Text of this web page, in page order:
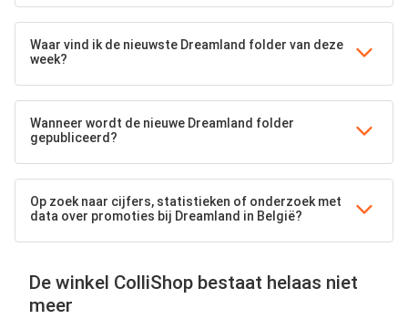
Waar vind ik de nieuwste Dreamland folder van deze
week?
Wanneer wordt de nieuwe Dreamland folder
gepubliceerd?
Op zoek naar cijfers, statistieken of onderzoek met
data over promoties bij Dreamland in België?
De winkel ColliShop bestaat helaas niet
meer